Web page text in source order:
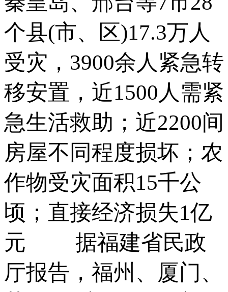
个县(市、区)17.3万人
受灾，3900余人紧急转
移安置，近1500人需紧
急生活救助；近2200间
房屋不同程度损坏；农
作物受灾面积15千公
顷；直接经济损失1亿
元 据福建省民政
厅报告，福州、厦门、